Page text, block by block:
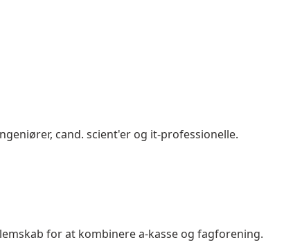
cand. scient'er og it-professionelle.
for at kombinere a-kasse og fagforening.